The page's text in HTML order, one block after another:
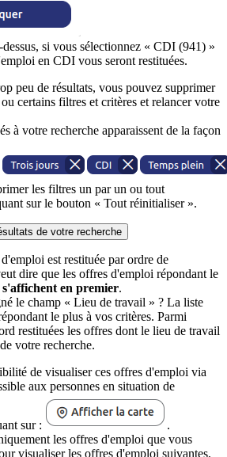
si vous sélectionnez « CDI (941) »
en CDI vous seront restituées.
peu de résultats, vous pouvez supprimer
certains filtres et critères et relancer votre
à votre recherche apparaissent de la façon
les filtres un par un ou tout
sur le bouton « Tout réinitialiser ».
de votre recherche
est restituée par ordre de
dire que les offres d'emploi répondant le
s'affichent en premier.
le champ « Lieu de travail » ? La liste
le plus à vos critères. Parmi
restituées les offres dont le lieu de travail
votre recherche.
de visualiser ces offres d'emploi via
aux personnes en situation de
sur :
.
les offres d'emploi que vous
visualiser les offres d'emploi suivantes,